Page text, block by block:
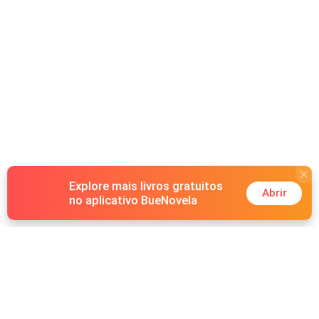
Explore mais livros gratuitos
no aplicativo BueNovela
Abrir